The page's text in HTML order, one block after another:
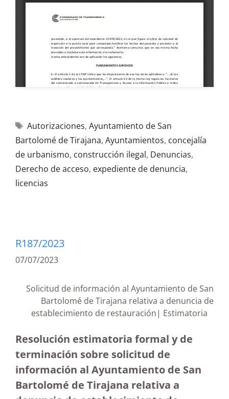
Autorizaciones, Ayuntamiento de San
Bartolomé de Tirajana, Ayuntamientos, concejalía
de urbanismo, construcción ilegal, Denuncias,
Derecho de acceso, expediente de denuncia,
licencias
R187/2023
07/07/2023
Solicitud de información al Ayuntamiento de San
Bartolomé de Tirajana relativa a denuncia de
establecimiento de restauración| Estimatoria
Resolución estimatoria formal y de
terminación sobre solicitud de
información al Ayuntamiento de San
Bartolomé de Tirajana relativa a